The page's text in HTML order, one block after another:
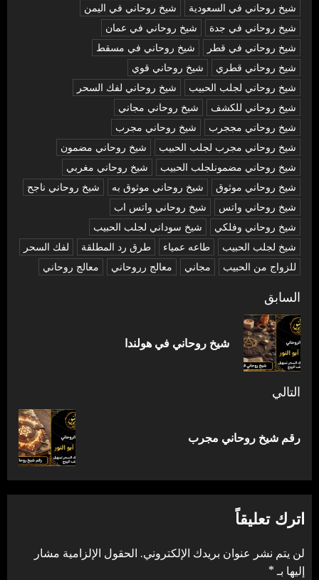
شيخ روحاني في السعودية
شيخ روحاني في اليمن
شيخ روحاني في جدة
شيخ روحاني في عمان
شيخ روحاني في قطر
شيخ روحاني في مسقط
شيخ روحاني قطري
شيخ روحاني قوي
شيخ روحاني لجلب الحبيب
شيخ روحاني لفك السحر
شيخ روحاني للكشف
شيخ روحاني مجاني
شيخ روحاني مججرب
شيخ روحاني مجرب
شيخ روحاني مجرب لجلب الحبيب
شيخ روحاني مضمون
شيخ روحاني مضمونلجلب الحبيب
شيخ روحاني مغربي
شيخ روحاني موثوق
شيخ روحاني موثوق به
شيخ روحاني ناجح
شيخ روحاني واتس
شيخ روحاني واتس اب
شيخ روحاني وفلكي
شيخ سوداني لجلب الحبيب
شيخ لجلب الحبيب
طاعه عمياء طرق رد المطلقة
لفك السحر
للزواج من الحبيب
مجاني معالج رروحاني معالج روحاني
تصفّح
المقالات
السابق
شيخ روحاني في هولندا
التالي
المقالة
رقم شيخ روحاني مجرب
اترك تعليقاً
لن يتم نشر عنوان بريدك الإلكتروني. الحقول الإلزامية مشار
إليها بـ*